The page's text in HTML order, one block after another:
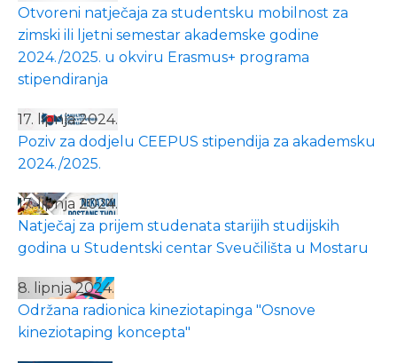
Otvoreni natječaja za studentsku mobilnost za
zimski ili ljetni semestar akademske godine
2024./2025. u okviru Erasmus+ programa
stipendiranja
17. lipnja 2024.
Poziv za dodjelu CEEPUS stipendija za akademsku
2024./2025.
17. lipnja 2024.
Natječaj za prijem studenata starijih studijskih
godina u Studentski centar Sveučilišta u Mostaru
8. lipnja 2024.
Održana radionica kineziotapinga "Osnove
kineziotaping koncepta"